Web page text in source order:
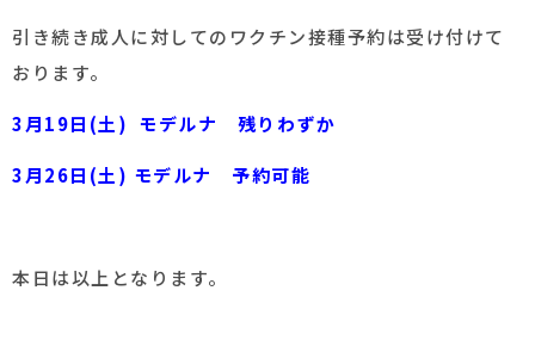
引き続き成人に対してのワクチン接種予約は受け付けて
おります。
3月19日(土) モデルナ 残りわずか
3月26日(土) モデルナ 予約可能
本日は以上となります。